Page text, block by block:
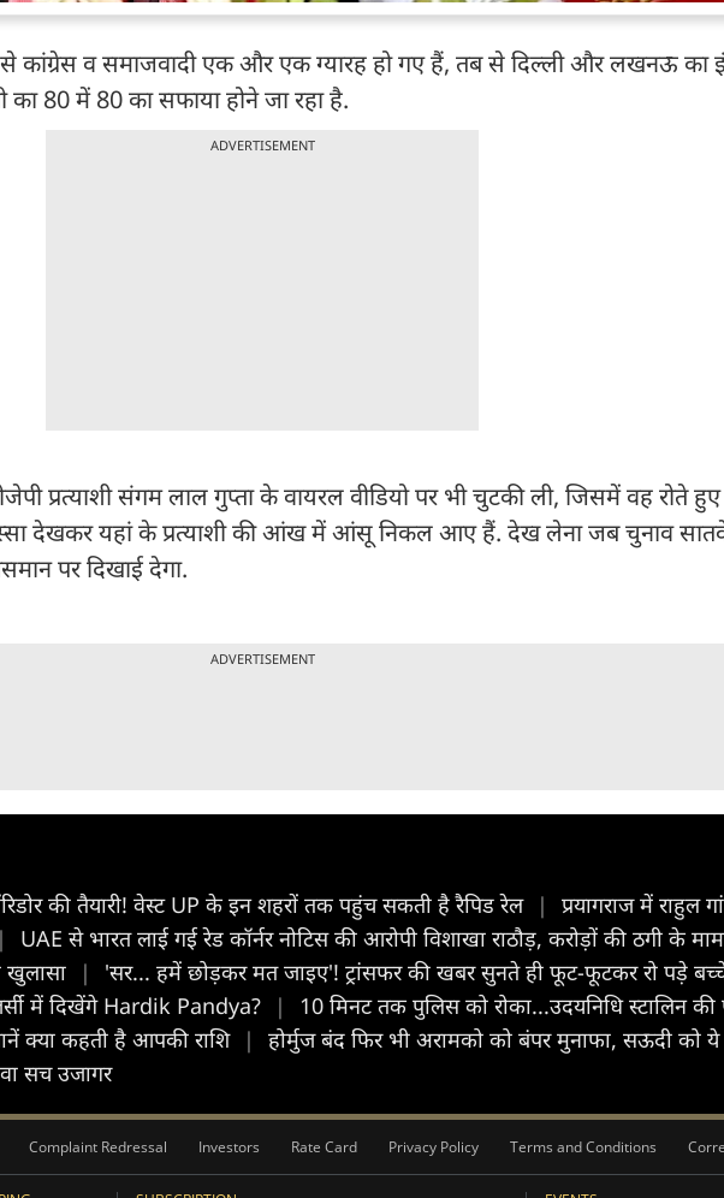
व समाजवादी एक और एक ग्यारह हो गए हैं, तब से दिल्ली और लखनऊ
80 में 80 का सफाया होने जा रहा है.
ADVERTISEMENT
प्रत्याशी संगम लाल गुप्ता के वायरल वीडियो पर भी चुटकी ली, जिसमें वह रोते
देखकर यहां के प्रत्याशी की आंख में आंसू निकल आए हैं. देख लेना जब चुनाव
पर दिखाई देगा.
ADVERTISEMENT
की तैयारी! वेस्ट UP के इन शहरों तक पहुंच सकती है रैपिड रेल |
प्रयागराज में राहुल
| UAE से भारत लाई गई रेड कॉर्नर नोटिस की आरोपी विशाखा राठौड़, करोड़ों की ठगी के
खुलासा
| 'सर... हमें छोड़कर मत जाइए'! ट्रांसफर की खबर सुनते ही फूट-फूटकर रो पड़े बच्चे,
में दिखेंगे Hardik Pandya?
| 10 मिनट तक पुलिस को रोका...उदयनिधि स्टालिन की
क्या कहती है आपकी राशि | होर्मुज बंद फिर भी अरामको को बंपर मुनाफा, सऊदी को
सच उजागर
Complaint Redressal Investors Rate Card Privacy Policy Terms and Conditions